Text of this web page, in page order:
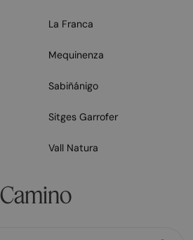
La Franca
Mequinenza
Sabiñánigo
Sitges Garrofer
Vall Natura
Camino